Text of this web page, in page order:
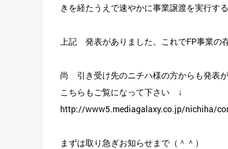
きを経たうえで速やかに事業譲渡を実行す
上記 発表がありました。これでFP事業の
尚 引き受け先のニチハ様の方からも発表
こちらもご覧になって下さい ↓
http://www5.mediagalaxy.co.jp/nichiha/
まずは取り急ぎお知らせまで（＾＾）